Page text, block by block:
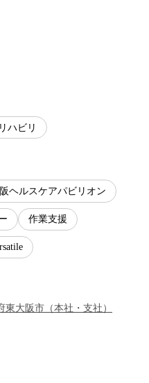
ハビリ
ヘルスケアパビリオン
作業支援
東大阪市 （本社・支社 ）